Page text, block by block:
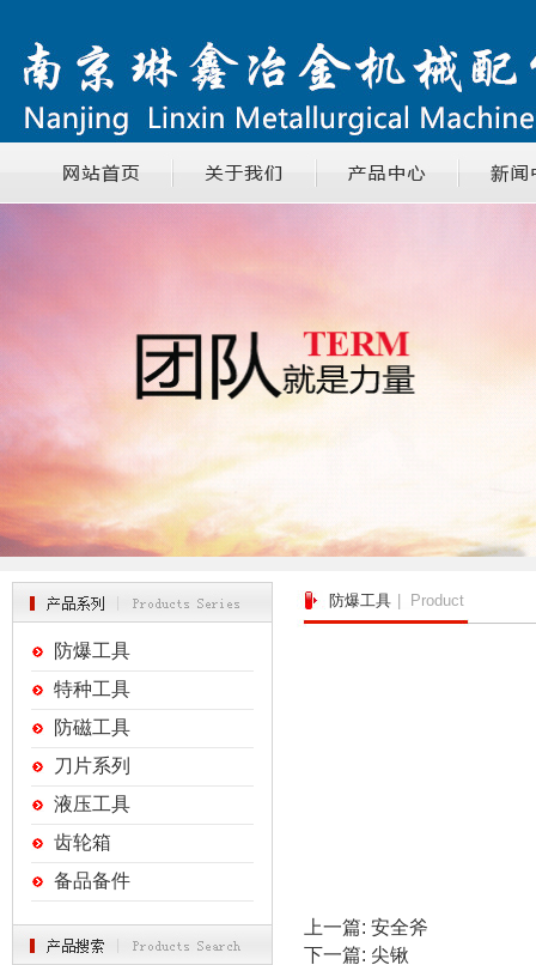
防爆工具
特种工具
防磁工具
刀片系列
液压工具
齿轮箱
备品备件
防爆工具 | Product
上一篇: 安全斧
下一篇: 尖锹